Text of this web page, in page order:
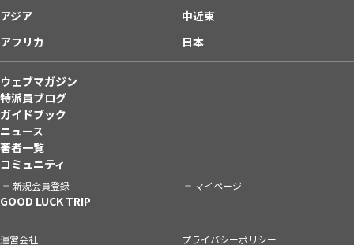
アジア
中近東
アフリカ
日本
ウェブマガジン
特派員ブログ
ガイドブック
ニュース
著者一覧
コミュニティ
新規会員登録 マイページ
GOOD LUCK TRIP
運営会社 プライバシーポリシー